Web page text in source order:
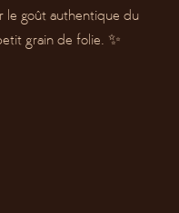
le goût authentique du
grain de folie. ✨